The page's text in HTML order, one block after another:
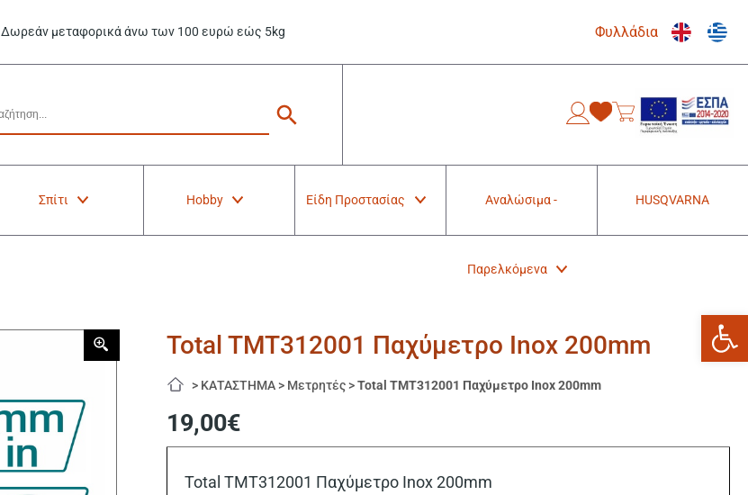
Δωρεάν μεταφορικά άνω των 100 ευρώ εώς 5kg Φυλλάδια
Σπίτι Hobby Είδη Προστασίας Αναλώσιμα -
Παρελκόμενα
HUSQVARNA
Total TMT312001 Παχύμετρο Inox 200mm
> ΚΑΤΑΣΤΗΜΑ > Μετρητές >Total TMT312001 Παχύμετρο Inox 200mm
19,00€
Total TMT312001 Παχύμετρο Inox 200mm